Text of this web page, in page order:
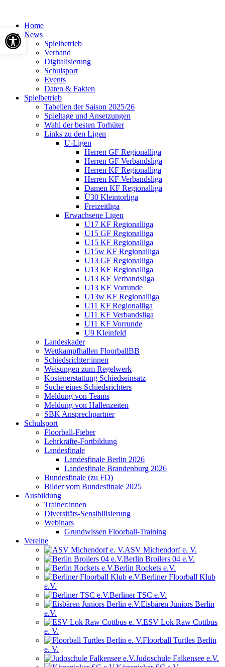
Home
News
Spielbetrieb
Verband
Digitalisierung
Schulsport
Events
Daten & Fakten
Spielbetrieb
Tabellen der Saison 2025/26
Spieltage und Ansetzungen
Wahl der besten Torhüter
Links zu den Ligen
U-Ligen
Herren GF Regionalliga
Herren GF Verbandsliga
Herren KF Regionalliga
Herren KF Verbandsliga
Damen KF Regionalliga
Ü30 Kleintorliga
Freizeitliga
Erwachsene Ligen
U17 KF Regionalliga
U15 GF Regionalliga
U15 KF Regionalliga
U15w KF Regionalliga
U13 GF Regionalliga
U13 KF Regionalliga
U13 KF Verbandsliga
U13 KF Vorrunde
U13w KF Regionalliga
U11 KF Regionalliga
U11 KF Verbandsliga
U11 KF Vorrunde
U9 Kleinfeld
Landeskader
Wettkampfhallen FloorballBB
Schiedsrichter:innen
Weisungen zum Regelwerk
Kostenerstattung Schiedseinsatz
Suche eines Schiedsrichters
Meldung von Teams
Meldung von Hallenzeiten
SBK Ansprechpartner
Schulsport
Floorball-Fieber
Lehrkräfte-Fortbildung
Landesfinale
Landesfinale Berlin 2026
Landesfinale Brandenburg 2026
Bundesfinale (zu FD)
Bilder vom Bundesfinale 2025
Ausbildung
Trainer:innen
Diversitäts-Sensibilisierung
Webinars
Grundwissen Floorball-Training
Vereine
ASV Michendorf e. V.
Berlin Broilers 04 e.V.
Berlin Rockets e.V.
Berliner Floorball Klub
e.V.
Berliner TSC e.V.
Eisbären Juniors Berlin
e.V.
ESV Lok Raw Cottbus
e. V.
Floorball Turtles Berlin
e. V.
Judoschule Falkensee e.V.
Werkzeugleiste öffnen